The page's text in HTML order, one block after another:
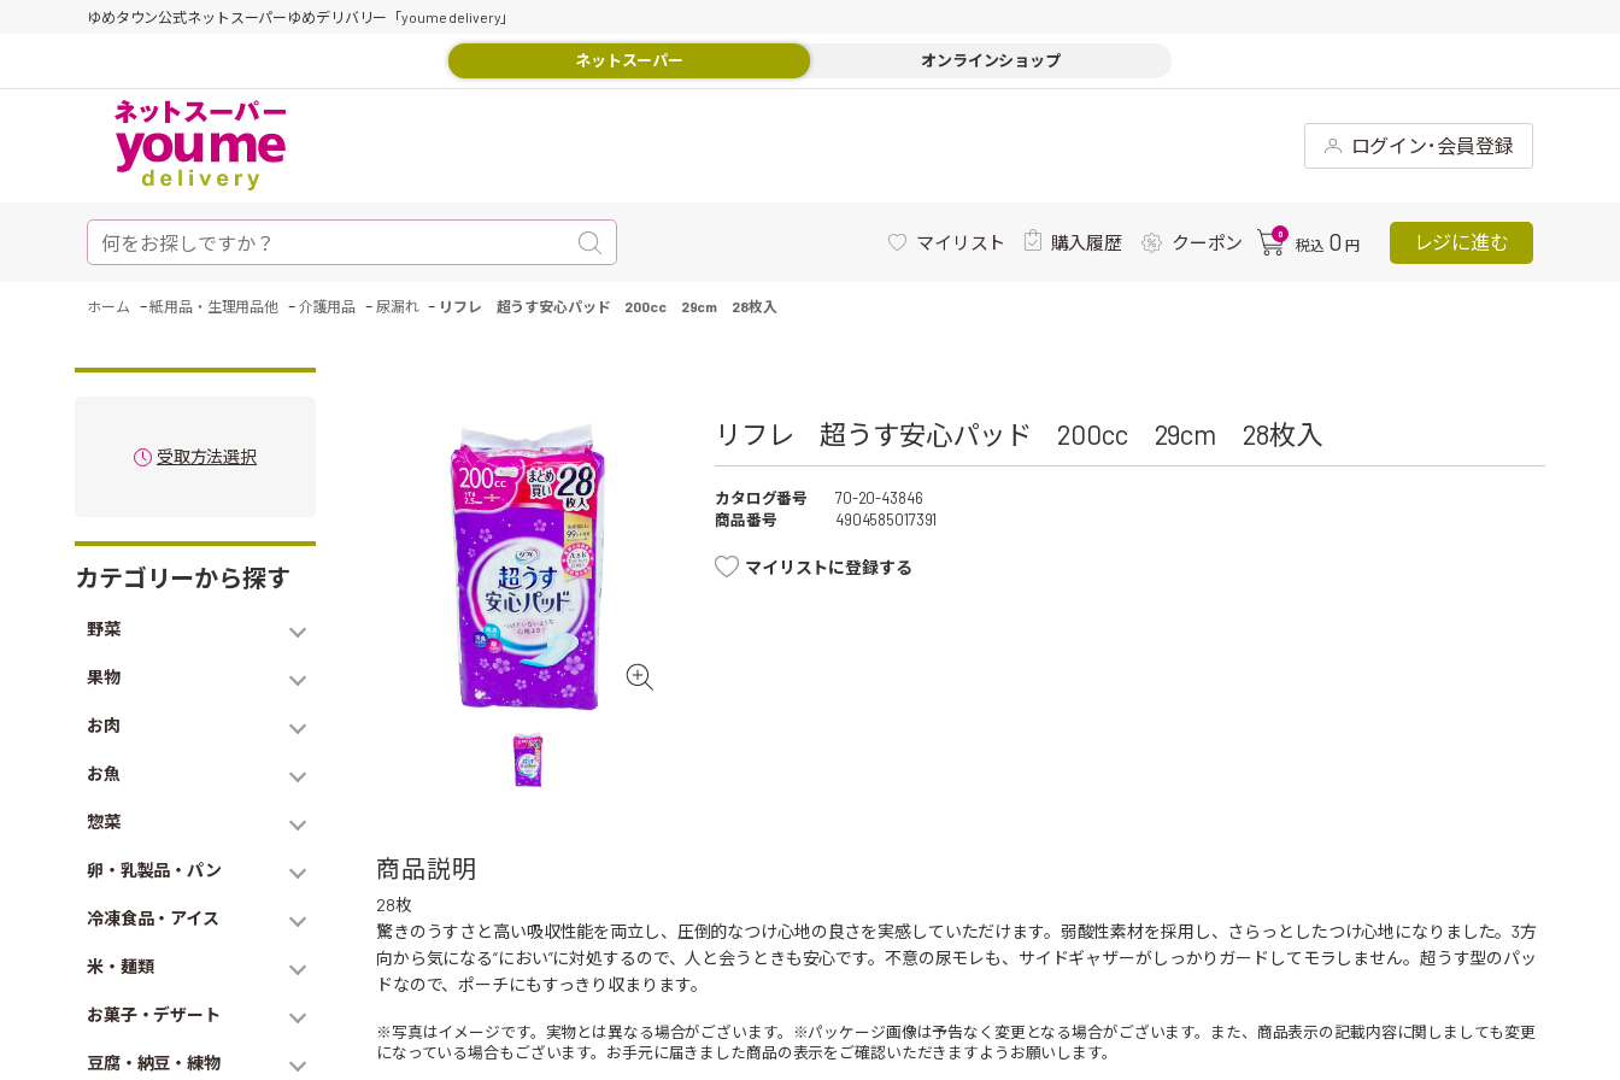
ゆめタウン公式ネットスーパーゆめデリバリー「youme delivery」
ネットスーパー オンラインショップ
ログイン･会員登録
マイリスト 購入履歴 クーポン 0
税込 0 円 レジに進む
ホーム -紙用品・生理用品他 - 介護用品 - 尿漏れ - リフレ 超うす安心パッド 200cc 29cm 28枚入
受取方法選択
カテゴリーから探す
野菜
果物
お肉
お魚
惣菜
卵・乳製品・パン
冷凍食品・アイス
米・麺類
お菓子・デザート
豆腐・納豆・練物
リフレ 超うす安心パッド 200cc 29cm 28枚入
カタログ番号
70-20-43846
商品番号
4904585017391
マイリストに登録する
商品説明
28枚
驚きのうすさと高い吸収性能を両立し、圧倒的なつけ心地の良さを実感していただけます。弱酸性素材を採用し、さらっとしたつけ心地になりました。3方
向から気になる“におい”に対処するので、人と会うときも安心です。不意の尿モレも、サイドギャザーがしっかりガードしてモラしません。超うす型のパッ
ドなので、ポーチにもすっきり収まります。
※写真はイメージです。実物とは異なる場合がございます。※パッケージ画像は予告なく変更となる場合がございます。また、商品表示の記載内容に関しましても変更
になっている場合もございます。お手元に届きました商品の表示をご確認いただきますようお願いします。